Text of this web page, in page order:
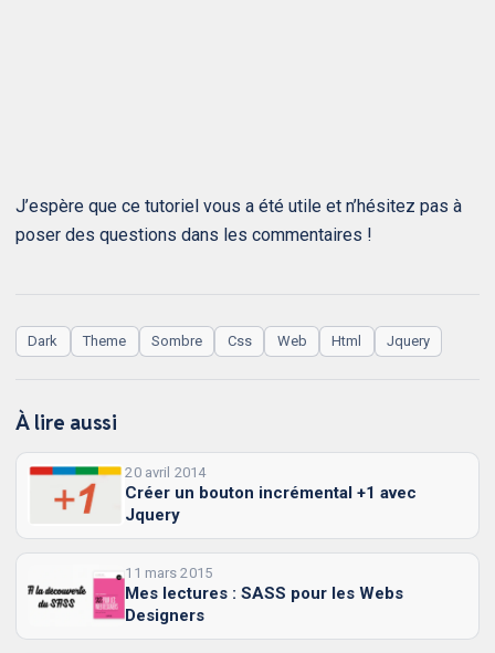
J’espère que ce tutoriel vous a été utile et n’hésitez pas à
poser des questions dans les commentaires !
Dark Theme Sombre Css Web Html Jquery
À lire aussi
20 avril 2014
Créer un bouton incrémental +1 avec
Jquery
11 mars 2015
Mes lectures : SASS pour les Webs
Designers